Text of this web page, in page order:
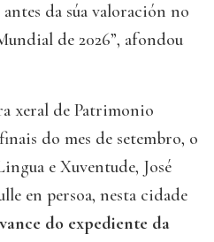
antes da súa valoración no
de 2026”, afondou
xeral de Patrimonio
do mes de setembro, o
e Xuventude, José
en persoa, nesta cidade
do expediente da